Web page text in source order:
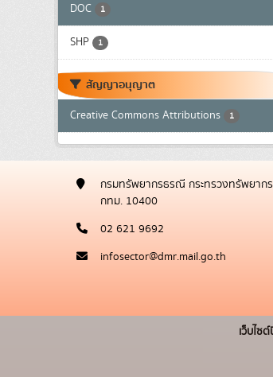
DOC 1
SHP 1
สัญญาอนุญาต
Creative Commons Attributions 1
กรมทรัพยากรธรณี กระทรวงทรัพยาก
กทม. 10400
02 621 9692
infosector@dmr.mail.go.th
เว็บไซ